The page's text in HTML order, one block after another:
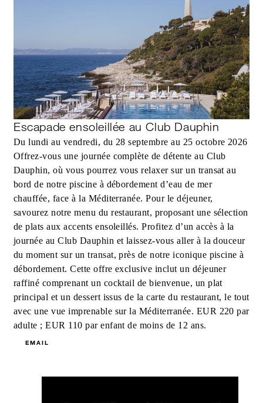
Escapade ensoleillée au Club Dauphin
Du lundi au vendredi, du 28 septembre au 25 octobre 2026
Offrez-vous une journée complète de détente au Club
Dauphin, où vous pourrez vous relaxer sur un transat au
bord de notre piscine à débordement d’eau de mer
chauffée, face à la Méditerranée. Pour le déjeuner,
savourez notre menu du restaurant, proposant une sélection
de plats aux accents ensoleillés. Profitez d’un accès à la
journée au Club Dauphin et laissez-vous aller à la douceur
du moment sur un transat, près de notre iconique piscine à
débordement. Cette offre exclusive inclut un déjeuner
raffiné comprenant un cocktail de bienvenue, un plat
principal et un dessert issus de la carte du restaurant, le tout
avec une vue imprenable sur la Méditerranée. EUR 220 par
adulte ; EUR 110 par enfant de moins de 12 ans.
EMAIL